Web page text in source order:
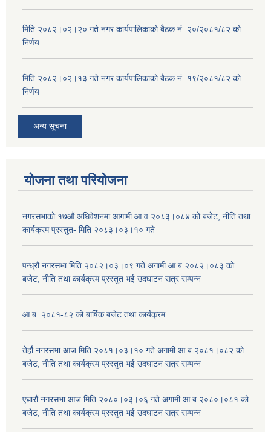
मिति २०८२।०२।२० गते नगर कार्यपालिकाको बैठक नं. २०/२०८१/८२ को
निर्णय
मिति २०८२।०२।१३ गते नगर कार्यपालिकाको बैठक नं. १९/२०८१/८२ को
निर्णय
अन्य सूचना
योजना तथा परियोजना
नगरसभाको १७औं अधिवेशनमा आगामी आ.व.२०८३।०८४ को बजेट, नीति तथा
कार्यक्रम प्रस्तुत- मिति २०८३।०३।१० गते
पन्ध्रौ नगरसभा मिति २०८२।०३।०९ गते अगामी आ.ब.२०८२।०८३ को
बजेट, नीति तथा कार्यक्रम प्रस्तुत भई उदघाटन सत्र सम्पन्न
आ.ब. २०८१-८२ को बार्षिक बजेट तथा कार्यक्रम
तेर्हौ नगरसभा आज मिति २०८१।०३।१० गते अगामी आ.ब.२०८१।०८२ को
बजेट, नीति तथा कार्यक्रम प्रस्तुत भई उदघाटन सत्र सम्पन्न
एघारौं नगरसभा आज मिति २०८०।०३।०६ गते अगामी आ.ब.२०८०।०८१ को
बजेट, नीति तथा कार्यक्रम प्रस्तुत भई उदघाटन सत्र सम्पन्न